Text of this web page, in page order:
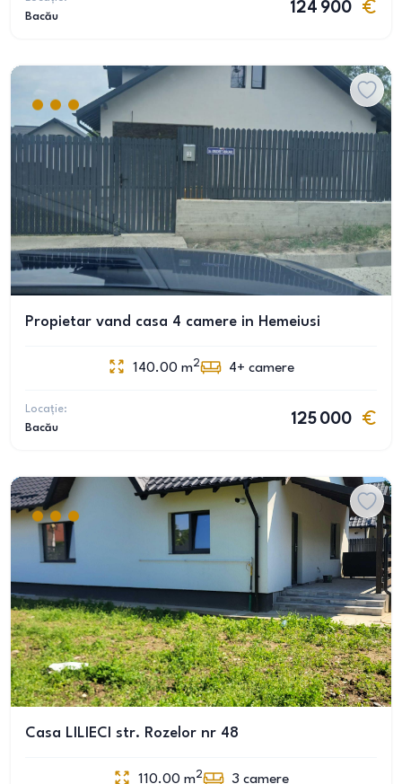
Bacău
124 900
Propietar vand casa 4 camere in Hemeiusi
140.00 m2 4+ camere
Locație:
Bacău
125 000
Casa LILIECI str. Rozelor nr 48
110.00 m2 3 camere